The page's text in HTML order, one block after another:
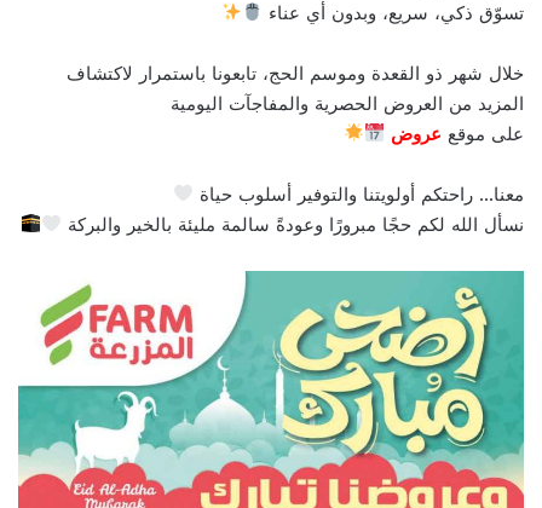
تسوّق ذكي، سريع، وبدون أي عناء
خلال شهر ذو القعدة وموسم الحج، تابعونا باستمرار لاكتشاف
المزيد من العروض الحصرية والمفاجآت اليومية
على موقع عروض
معنا… راحتكم أولويتنا والتوفير أسلوب حياة
نسأل الله لكم حجًا مبرورًا وعودةً سالمة مليئة بالخير والبركة